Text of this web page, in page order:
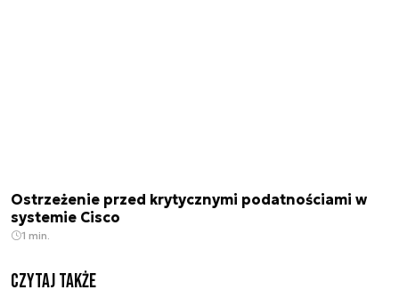
Ostrzeżenie przed krytycznymi podatnościami w
systemie Cisco
1 min.
Czytaj także